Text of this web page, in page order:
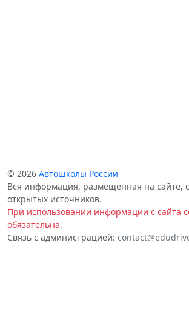
© 2026 Автошколы России
Вся информация, размещенная на сайте,
открытых источников.
При использовании информации с сайта
обязательна.
Связь с администрацией: